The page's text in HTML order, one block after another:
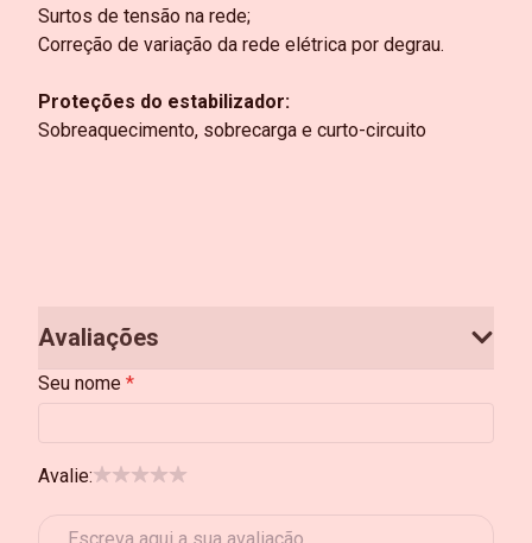
Surtos de tensão na rede;
Correção de variação da rede elétrica por degrau.
Proteções do estabilizador:
Sobreaquecimento, sobrecarga e curto-circuito
Avaliações
Seu nome
Avalie: